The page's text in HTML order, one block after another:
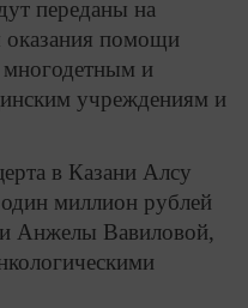
переданы на
оказания помощи
многодетным и
учреждениям и
в Казани Алсу
миллион рублей
Анжелы Вавиловой,